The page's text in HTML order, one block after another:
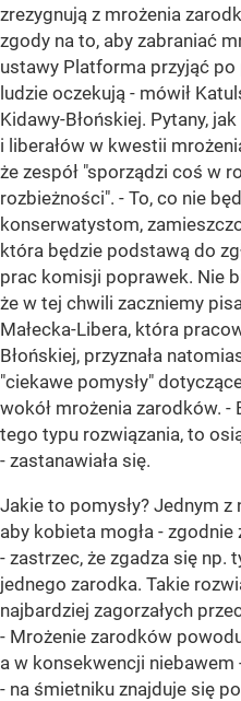
zrezygnują z mrożenia
zgody na to, aby zabraniać
ustawy Platforma przyjąć
ludzie oczekują - mówił
Kidawy-Błońskiej. Pytany,
i liberałów w kwestii
że zespół "sporządzi coś w
rozbieżności". - To, co nie
konserwatystom,
która będzie podstawą do
prac komisji poprawek. Nie
że w tej chwili zaczniemy
Małecka-Libera, która
Błońskiej, przyznała
"ciekawe pomysły"
wokół mrożenia zarodków.
tego typu rozwiązania, to
- zastanawiała się.
Jakie to pomysły? Jednym
aby kobieta mogła - zgodnie
- zastrzec, że zgadza się np.
jednego zarodka. Takie
najbardziej zagorzałych
- Mrożenie zarodków
a w konsekwencji
- na śmietniku znajduje się